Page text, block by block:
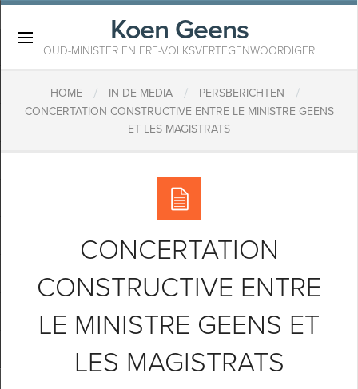
Koen Geens
OUD-MINISTER EN ERE-VOLKSVERTEGENWOORDIGER
HOME / IN DE MEDIA / PERSBERICHTEN /
CONCERTATION CONSTRUCTIVE ENTRE LE MINISTRE GEENS
ET LES MAGISTRATS
CONCERTATION
CONSTRUCTIVE ENTRE
LE MINISTRE GEENS ET
LES MAGISTRATS